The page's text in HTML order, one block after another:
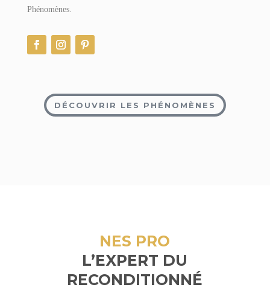
Phénomènes.
DÉCOUVRIR LES PHÉNOMÈNES
NES PRO
L’EXPERT DU
RECONDITIONNÉ